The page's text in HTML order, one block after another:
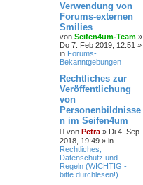
Verwendung von
Forums-externen
Smilies
von Seifen4um-Team »
Do 7. Feb 2019, 12:51 »
in Forums-
Bekanntgebungen
Rechtliches zur
Veröffentlichung
von
Personenbildnisse
n im Seifen4um
von Petra » Di 4. Sep
2018, 19:49 » in
Rechtliches,
Datenschutz und
Regeln (WICHTIG -
bitte durchlesen!)